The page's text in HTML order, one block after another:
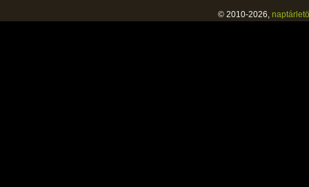
© 2010-2026,